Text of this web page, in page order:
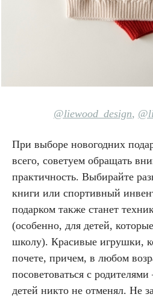
@liewood_design,
При выборе новогодних
всего, советуем обращать
практичность. Выбирайте
книги или спортивный
подарком также станет
(особенно, для детей,
школу). Красивые игрушки,
почете, причем, в любом
посоветоваться с
детей никто не отменял. Не